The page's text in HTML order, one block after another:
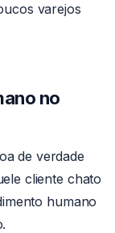
varejos
no
de verdade
cliente chato
humano